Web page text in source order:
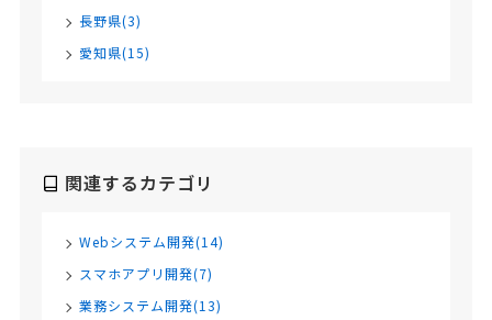
長野県(3)
愛知県(15)
関連するカテゴリ
Webシステム開発(14)
スマホアプリ開発(7)
業務システム開発(13)